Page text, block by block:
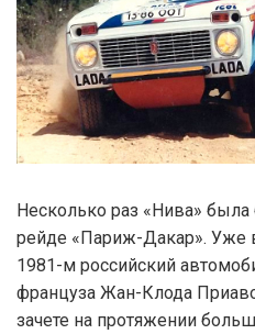
Несколько раз «Нива» была
рейде «Париж-Дакар». Уже
1981-м российский
француза Жан-Клода
зачете на протяжении